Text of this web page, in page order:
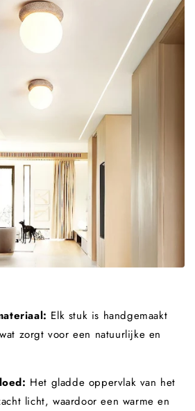
Elk stuk is handgemaakt
zorgt voor een natuurlijke en
Het gladde oppervlak van het
licht, waardoor een warme en